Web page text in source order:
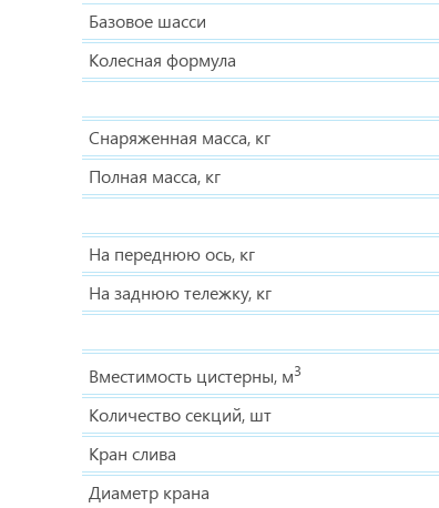
Базовое шасси
Колесная формула
Снаряженная масса, кг
Полная масса, кг
На переднюю ось, кг
На заднюю тележку, кг
Вместимость цистерны, м3
Количество секций, шт
Кран слива
Диаметр крана